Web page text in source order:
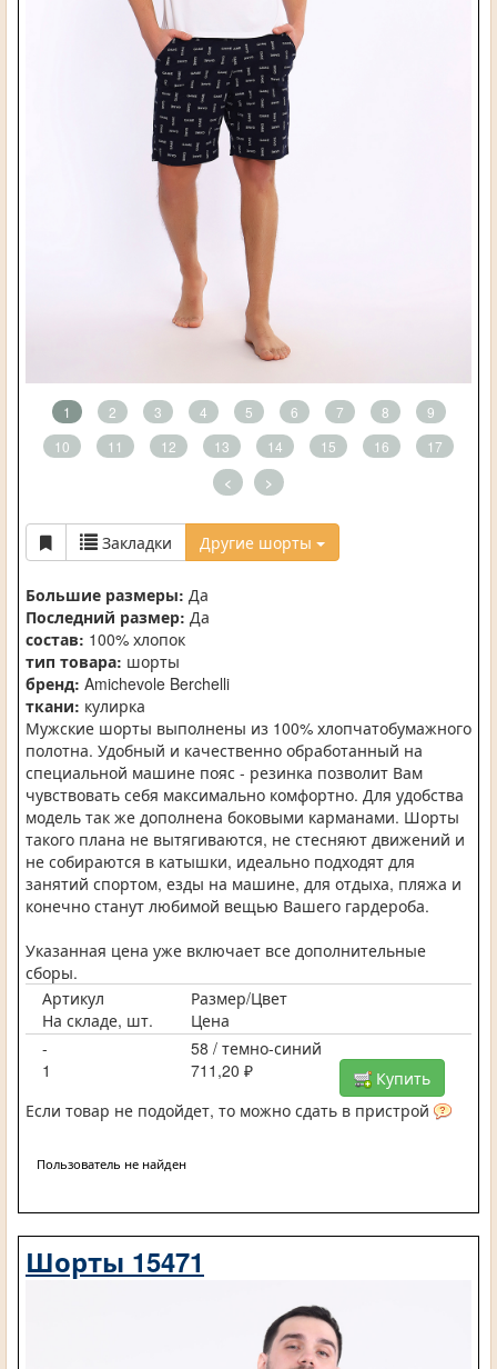
1 2 3 4 5 6 7 8
9
10
11 12 13 14 15 16 17
< >
Закладки Другие шорты
Большие размеры: Да
Последний размер: Да
состав: 100% хлопок
тип товара: шорты
бренд: Amichevole Berchelli
ткани: кулирка
Мужские шорты выполнены из 100% хлопчатобумажного
полотна. Удобный и качественно обработанный на
специальной машине пояс - резинка позволит Вам
чувствовать себя максимально комфортно. Для удобства
модель так же дополнена боковыми карманами. Шорты
такого плана не вытягиваются, не стесняют движений и
не собираются в катышки, идеально подходят для
занятий спортом, езды на машине, для отдыха, пляжа и
конечно станут любимой вещью Вашего гардероба.
Указанная цена уже включает все дополнительные
сборы.
Артикул
Размер/Цвет
На складе, шт.
Цена
-
58 / темно-синий
1
711,20 ₽
Купить
Если товар не подойдет, то можно сдать в пристрой
Пользователь не найден
Шорты 15471